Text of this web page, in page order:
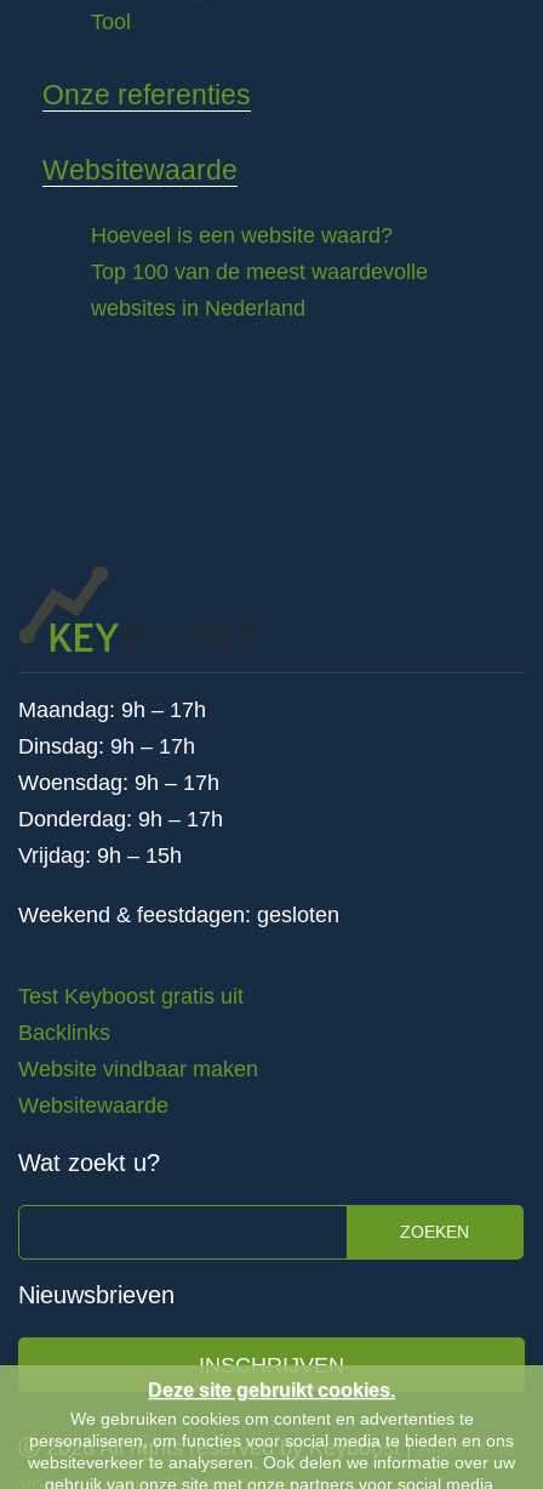
Tool
Onze referenties
Websitewaarde
Hoeveel is een website waard?
Top 100 van de meest waardevolle
websites in Nederland
Maandag: 9h – 17h
Dinsdag: 9h – 17h
Woensdag: 9h – 17h
Donderdag: 9h – 17h
Vrijdag: 9h – 15h
Weekend & feestdagen: gesloten
Test Keyboost gratis uit
Backlinks
Website vindbaar maken
Websitewaarde
Wat zoekt u?
ZOEKEN
Nieuwsbrieven
INSCHRIJVEN
Ⓒ 2026 All rights reserved by Keyboost |Algemene
Deze site gebruikt cookies.
We gebruiken cookies om content en advertenties te
personaliseren, om functies voor social media te bieden en ons
websiteverkeer te analyseren. Ook delen we informatie over uw
gebruik van onze site met onze partners voor social media,